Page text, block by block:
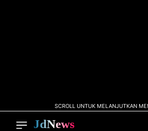
SCROLL UNTUK MELANJUTKAN
JdNews